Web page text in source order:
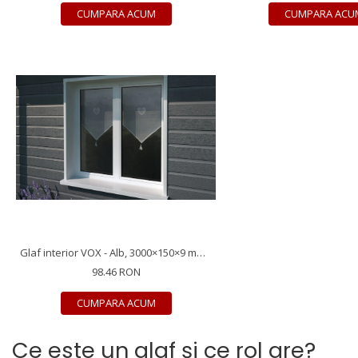
CUMPARA ACUM CUMPARA
Glaf interior VOX - Alb, 3000×150×9 mm, PVC
98.46 RON
CUMPARA ACUM
Ce este un glaf și ce rol are?